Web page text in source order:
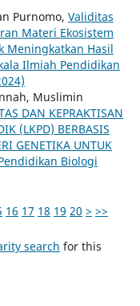
Purnomo, Validitas
Materi Ekosistem
Meningkatkan Hasil
Ilmiah Pendidikan
Muslimin
DAN KEPRAKTISAN
(LKPD) BERBASIS
GENETIKA UNTUK
Biologi
16 17 18 19 20 > >>
search for this